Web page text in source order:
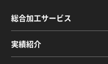
総合加工サービス
実績紹介